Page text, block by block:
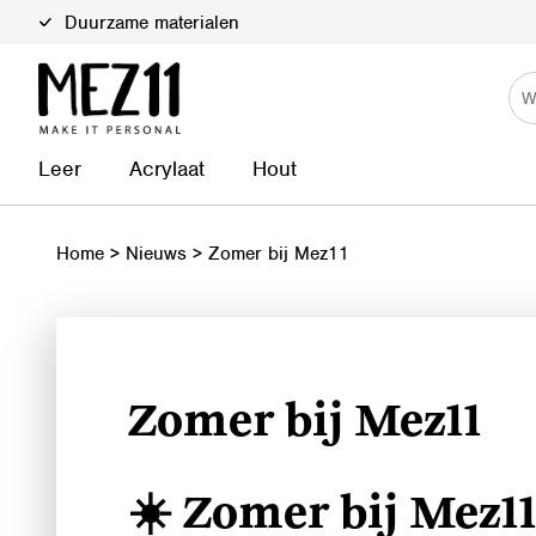
Duurzame materialen
Leer Acrylaat Hout
Home > Nieuws > Zomer bij Mez11
Zomer bij Mez11
☀️ Zomer bij Mez11